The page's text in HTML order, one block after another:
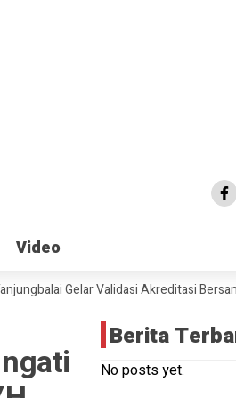
Video
Video
Gelar Validasi Akreditasi Bersama Tim
Berita
No posts yet.